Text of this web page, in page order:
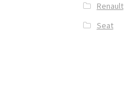
Renault
Seat